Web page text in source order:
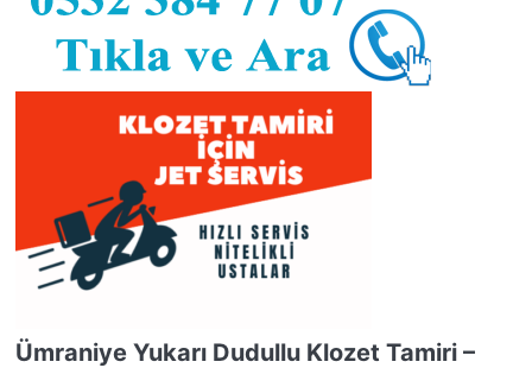
Ümraniye Yukarı Dudullu Klozet Tamiri –